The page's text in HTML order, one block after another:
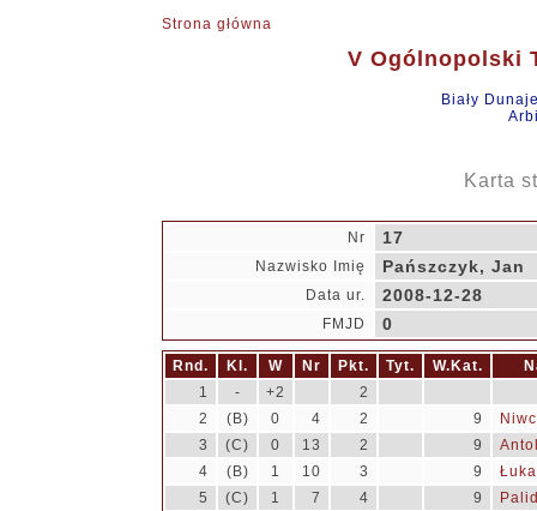
Strona główna
V Ogólnopolski
Biały
Karta
Nr 17
Nazwisko Imię Pańszczyk, Jan
Data ur. 2008-12-28
FMJD 0
Rnd. Kl. W Nr Pkt. Tyt. W.Kat.
1
- +2
2
2
(B) 0 4 2 9
3
(C) 0 13 2 9
4
(B) 1 10 3 9
5
(C) 1 7 4 9